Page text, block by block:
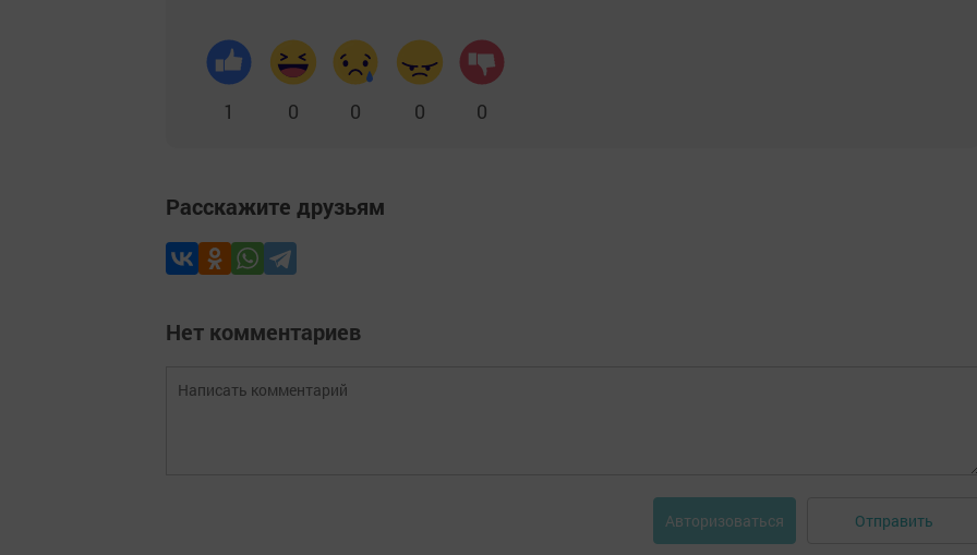
1 0 0 0 0
Расскажите друзьям
Нет комментариев
Авторизоваться Отправить